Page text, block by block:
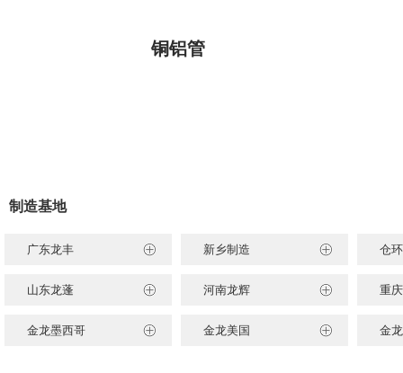
铜铝管
制造基地
广东龙丰 新乡制造 仓
山东龙蓬 河南龙辉 重
金龙墨西哥 金龙美国 金